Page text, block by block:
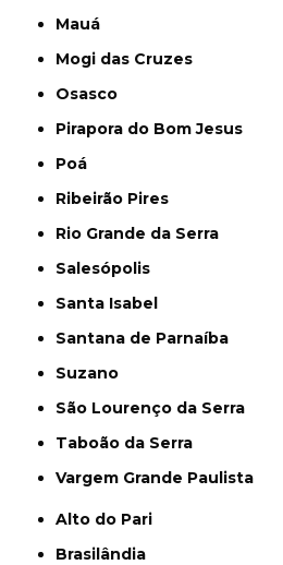
Mauá
Mogi das Cruzes
Osasco
Pirapora do Bom Jesus
Poá
Ribeirão Pires
Rio Grande da Serra
Salesópolis
Santa Isabel
Santana de Parnaíba
Suzano
São Lourenço da Serra
Taboão da Serra
Vargem Grande Paulista
Alto do Pari
Brasilândia